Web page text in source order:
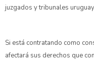
juzgados y tribunales
Si está contratando como
afectará sus derechos que